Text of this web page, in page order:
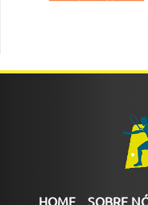
HOME SOBRE